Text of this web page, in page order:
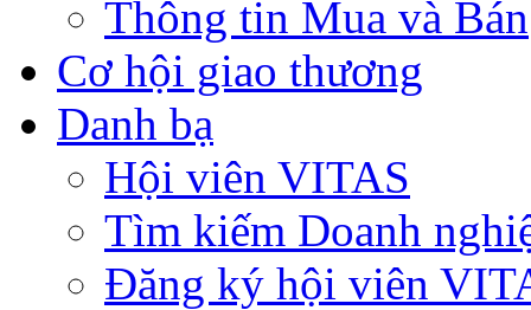
Thông tin Mua và Bán
Cơ hội giao thương
Danh bạ
Hội viên VITAS
Tìm kiếm Doanh
Đăng ký hội viên